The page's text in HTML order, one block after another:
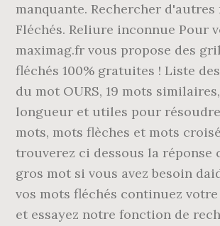
manquante. Rechercher d'autres
Fléchés. Reliure inconnue Pour
maximag.fr vous propose des
fléchés 100% gratuites ! Liste
du mot OURS, 19 mots
longueur et utiles pour
mots, mots flèches et mots
trouverez ci dessous la réponse
gros mot si vous avez besoin
vos mots fléchés continuez
et essayez notre fonction de